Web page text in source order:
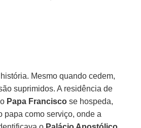
Mesmo quando cedem,
suprimidos. A residência de
Papa Francisco se hospeda,
papa como serviço, onde a